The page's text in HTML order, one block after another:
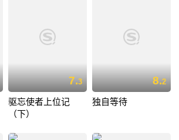
7.3
驱忘使者上位记
（下）
8.2
独自等待